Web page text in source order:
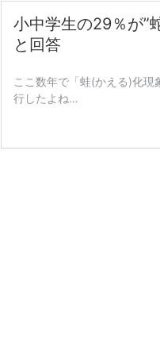
小中学生の29％が”
と回答
ここ数年で「蛙(かえる)化
行したよね…